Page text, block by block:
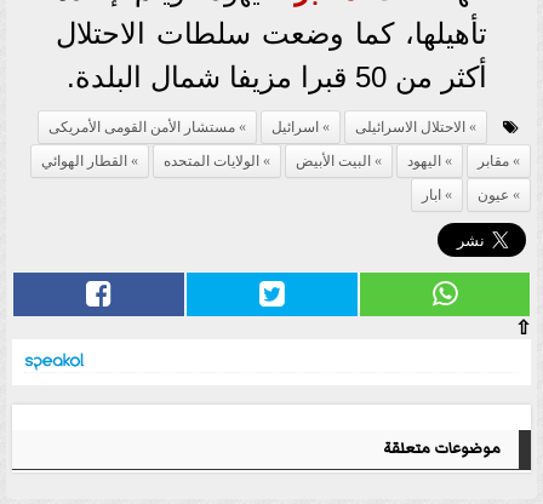
تأهيلها، كما وضعت سلطات الاحتلال
أكثر من 50 قبرا مزيفا شمال البلدة.
الاحتلال الاسرائيلى اسرائيل
مستشار الأمن القومى الأمريكى
مقابر
اليهود البيت الأبيض الولايات المتحده
القطار الهوائي
عيون
ابار
⇧
موضوعات متعلقة